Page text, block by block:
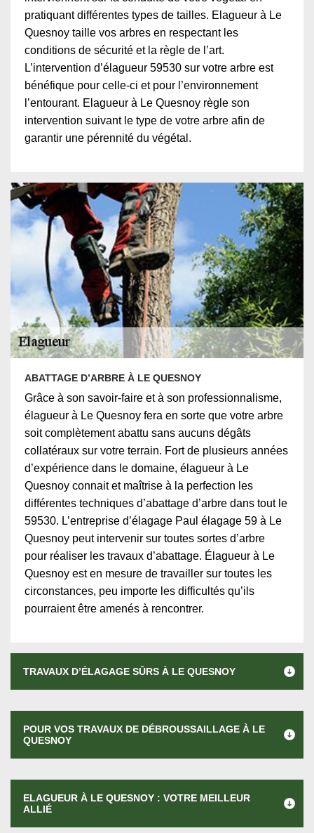
pratiquant différentes types de tailles. Elagueur à Le
Quesnoy taille vos arbres en respectant les
conditions de sécurité et la règle de l’art.
L’intervention d’élagueur 59530 sur votre arbre est
bénéfique pour celle-ci et pour l’environnement
l’entourant. Elagueur à Le Quesnoy règle son
intervention suivant le type de votre arbre afin de
garantir une pérennité du végétal.
ABATTAGE D’ARBRE À LE QUESNOY
Grâce à son savoir-faire et à son professionnalisme,
élagueur à Le Quesnoy fera en sorte que votre arbre
soit complètement abattu sans aucuns dégâts
collatéraux sur votre terrain. Fort de plusieurs années
d’expérience dans le domaine, élagueur à Le
Quesnoy connait et maîtrise à la perfection les
différentes techniques d’abattage d’arbre dans tout le
59530. L’entreprise d’élagage Paul élagage 59 à Le
Quesnoy peut intervenir sur toutes sortes d’arbre
pour réaliser les travaux d’abattage. Élagueur à Le
Quesnoy est en mesure de travailler sur toutes les
circonstances, peu importe les difficultés qu’ils
pourraient être amenés à rencontrer.
TRAVAUX D’ÉLAGAGE SÛRS À LE QUESNOY
POUR VOS TRAVAUX DE DÉBROUSSAILLAGE À LE
QUESNOY
ELAGUEUR À LE QUESNOY : VOTRE MEILLEUR
ALLIÉ